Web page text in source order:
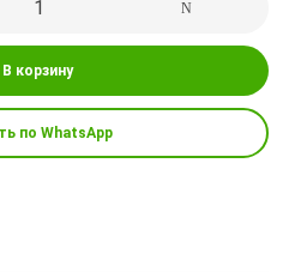
В корзину
по WhatsApp